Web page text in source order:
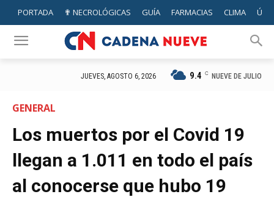
PORTADA ✟ NECROLÓGICAS GUÍA FARMACIAS CLIMA
JUEVES, AGOSTO 6, 2026 9.4 C NUEVE DE JULIO
GENERAL
Los muertos por el Covid 19
llegan a 1.011 en todo el país
al conocerse que hubo 19